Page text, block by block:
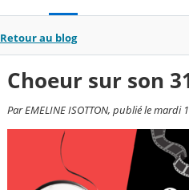
Retour au blog
Choeur sur son
Par EMELINE ISOTTON, publié le